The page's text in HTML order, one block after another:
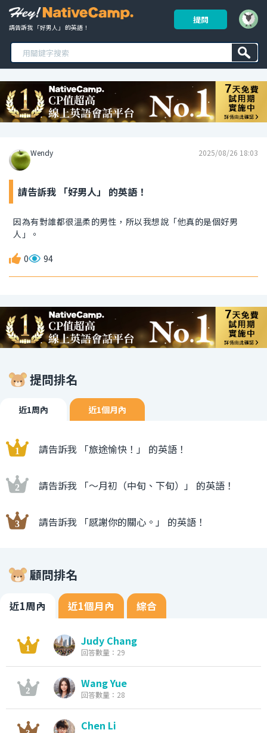
請告訴我 「好男人」 的英語！
提問
Wendy 2025/08/26 18:03
請告訴我 「好男人」 的英語！
因為有對誰都很溫柔的男性，所以我想說「他真的是個好男
人」。
0 94
提問排名
近1周內 近1個月內
請告訴我 「旅途愉快！」 的英語！
請告訴我 「〜月初（中旬、下旬）」 的英語！
請告訴我 「感謝你的關心。」 的英語！
顧問排名
近1周內 近1個月內 綜合
Judy Chang
回答數量：29
Wang Yue
回答數量：28
Chen Li